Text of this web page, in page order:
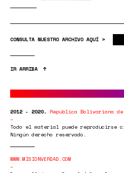
CONSULTA NUESTRO ARCHIVO AQUÍ >
IR ARRIBA
2012 - 2020. República Bolivariana de
Todo el material puede reproducirse
Ningún derecho reservado.
WWW.MISIONVERDAD.COM